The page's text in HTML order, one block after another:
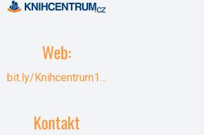
Web:
bit.ly/Knihcentrum1…
Kontakt